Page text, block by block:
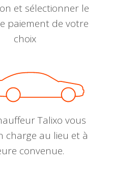
et sélectionner le
paiement de votre
choix
Talixo vous
charge au lieu et à
convenue.